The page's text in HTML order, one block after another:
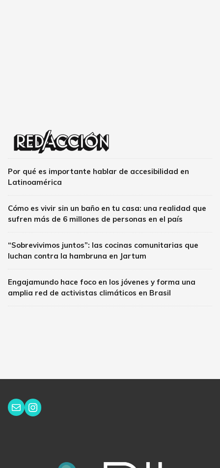
Por qué es importante hablar de accesibilidad en
Latinoamérica
Cómo es vivir sin un baño en tu casa: una realidad que
sufren más de 6 millones de personas en el país
“Sobrevivimos juntos”: las cocinas comunitarias que
luchan contra la hambruna en Jartum
Engajamundo hace foco en los jóvenes y forma una
amplia red de activistas climáticos en Brasil
Correo electrónico
Instagram